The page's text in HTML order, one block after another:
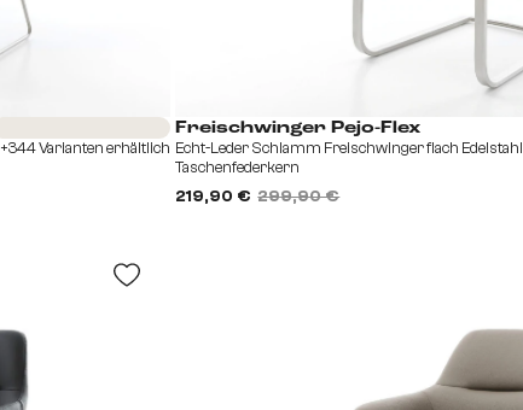
Sofort versandfertig
+344 Varianten erhältlich
Freischwinger Pejo-Flex
Echt-Leder Schlamm Freischwinger flach Edelstahl
Taschenfederkern
219,90 € 299,90 €